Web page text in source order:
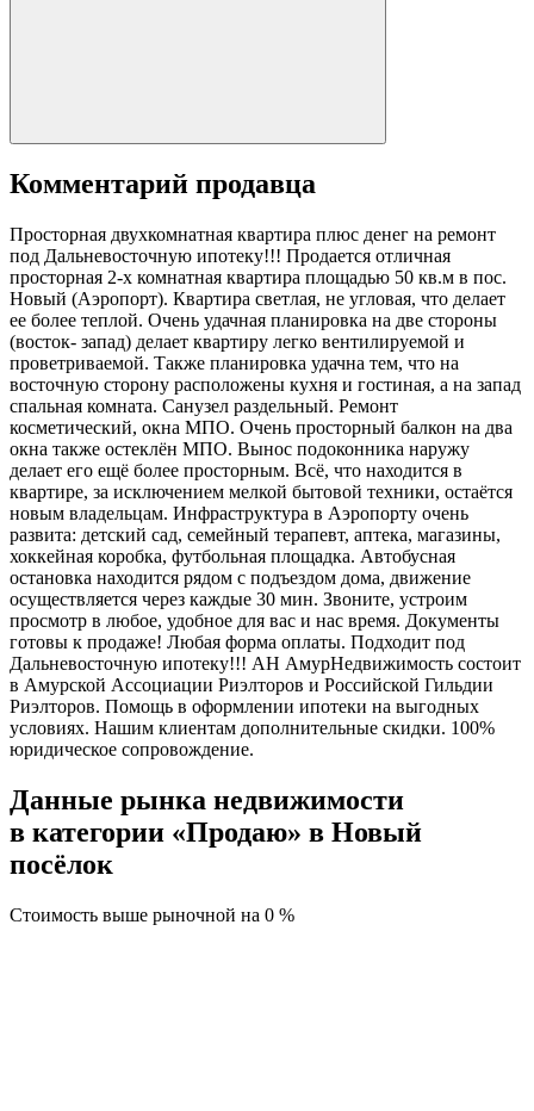
Комментарий продавца
Просторная двухкомнатная квартира плюс денег на ремонт
под Дальневосточную ипотеку!!! Продается отличная
просторная 2-х комнатная квартира площадью 50 кв.м в пос.
Новый (Аэропорт). Квартира светлая, не угловая, что делает
ее более теплой. Очень удачная планировка на две стороны
(восток- запад) делает квартиру легко вентилируемой и
проветриваемой. Также планировка удачна тем, что на
восточную сторону расположены кухня и гостиная, а на запад
спальная комната. Санузел раздельный. Ремонт
косметический, окна МПО. Очень просторный балкон на два
окна также остеклён МПО. Вынос подоконника наружу
делает его ещё более просторным. Всё, что находится в
квартире, за исключением мелкой бытовой техники, остаётся
новым владельцам. Инфраструктура в Аэропорту очень
развита: детский сад, семейный терапевт, аптека, магазины,
хоккейная коробка, футбольная площадка. Автобусная
остановка находится рядом с подъездом дома, движение
осуществляется через каждые 30 мин. Звоните, устроим
просмотр в любое, удобное для вас и нас время. Документы
готовы к продаже! Любая форма оплаты. Подходит под
Дальневосточную ипотеку!!! АН АмурНедвижимость состоит
в Амурской Ассоциации Риэлторов и Российской Гильдии
Риэлторов. Помощь в оформлении ипотеки на выгодных
условиях. Нашим клиентам дополнительные скидки. 100%
юридическое сопровождение.
Данные рынка недвижимости
в категории «Продаю» в Новый
посёлок
Стоимость выше рыночной на 0 %